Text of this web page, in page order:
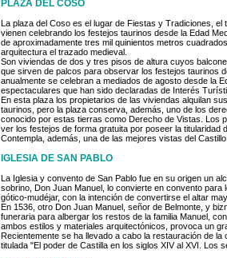
PLAZA DEL COSO
La plaza del Coso es el lugar de Fiestas y Tradiciones,
vienen celebrando los festejos taurinos desde la Edad
de aproximadamente tres mil quinientos metros
arquitectura el trazado medieval.
Son viviendas de dos y tres pisos de altura cuyos
que sirven de palcos para observar los festejos taurinos
anualmente se celebran a mediados de agosto desde la
espectaculares que han sido declaradas de Interés
En esta plaza los propietarios de las viviendas alquilan
taurinos, pero la plaza conserva, además, uno de los
conocido por estas tierras como Derecho de Vistas. Los
ver los festejos de forma gratuita por poseer la
Contempla, además, una de las mejores vistas del
IGLESIA DE SAN PABLO
La Iglesia y convento de San Pablo fue en su origen un
sobrino, Don Juan Manuel, lo convierte en convento para
gótico-mudéjar, con la intención de convertirse el altar
En 1536, otro Don Juan Manuel, señor de Belmonte, y
funeraria para albergar los restos de la familia Manuel,
ambos estilos y materiales arquitectónicos, provoca un
Recientemente se ha llevado a cabo la restauración de
titulada "El poder de Castilla en los siglos XIV al XVI. Los